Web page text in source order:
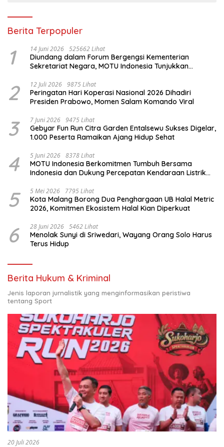
Berita Terpopuler
1 14 Juni 2026 525662 Lihat
Diundang dalam Forum Bergengsi Kementerian
Sekretariat Negara, MOTU Indonesia Tunjukkan
2 12 Juli 2026 9875 Lihat
Peringatan Hari Koperasi Nasional 2026 Dihadiri
Presiden Prabowo, Momen Salam Komando Viral
3 7 Juni 2026 9475 Lihat
Gebyar Fun Run Citra Garden Entalsewu Sukses Digelar,
1.000 Peserta Ramaikan Ajang Hidup Sehat
4 5 Juni 2026 8378 Lihat
MOTU Indonesia Berkomitmen Tumbuh Bersama
Indonesia dan Dukung Percepatan Kendaraan Listrik
5 5 Mei 2026 7795 Lihat
Kota Malang Borong Dua Penghargaan UB Halal Metric
2026, Komitmen Ekosistem Halal Kian Diperkuat
6 28 Juni 2026 5462 Lihat
Menolak Sunyi di Sriwedari, Wayang Orang Solo Harus
Terus Hidup
Berita Hukum & Kriminal
Jenis laporan jurnalistik yang menginformasikan peristiwa
tentang Sport
20 Juli 2026